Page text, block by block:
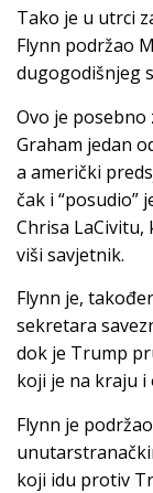
Tako je u utrci
Flynn podržao
dugogodišnjeg
Ovo je
Graham jedan
a američki
čak i “posudio”
Chrisa LaCivitu,
viši savjetnik.
Flynn je,
sekretara
dok je Trump
koji je na kraju i
Flynn je
koji idu protiv